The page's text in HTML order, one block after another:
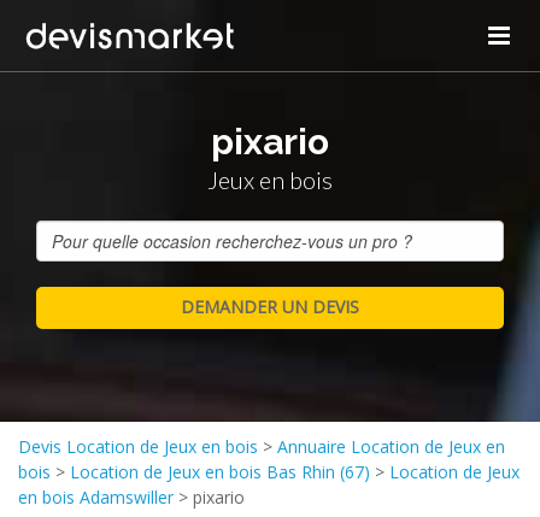
pixario
Jeux en bois
Devis Location de Jeux en bois > Annuaire Location de Jeux en
bois > Location de Jeux en bois Bas Rhin (67) > Location de Jeux
en bois Adamswiller > pixario